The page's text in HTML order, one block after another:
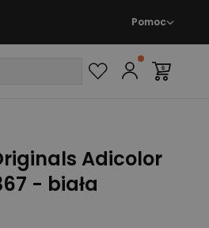
Pomoc
Adicolor
- biała